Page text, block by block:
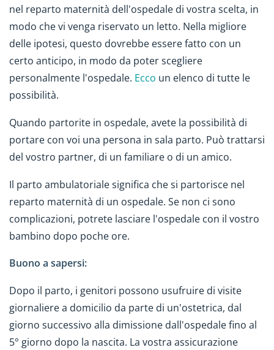
nel reparto maternità dell'ospedale di vostra scelta, in
modo che vi venga riservato un letto. Nella migliore
delle ipotesi, questo dovrebbe essere fatto con un
certo anticipo, in modo da poter scegliere
personalmente l'ospedale. Ecco un elenco di tutte le
possibilità.
Quando partorite in ospedale, avete la possibilità di
portare con voi una persona in sala parto. Può trattarsi
del vostro partner, di un familiare o di un amico.
Il parto ambulatoriale significa che si partorisce nel
reparto maternità di un ospedale. Se non ci sono
complicazioni, potrete lasciare l'ospedale con il vostro
bambino dopo poche ore.
Buono a sapersi:
Dopo il parto, i genitori possono usufruire di visite
giornaliere a domicilio da parte di un'ostetrica, dal
giorno successivo alla dimissione dall'ospedale fino al
5° giorno dopo la nascita. La vostra assicurazione